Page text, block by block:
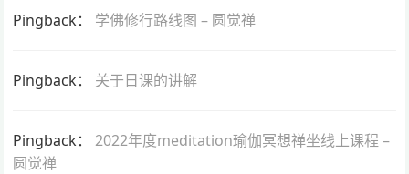
Pingback： 学佛修行路线图 – 圆觉禅
Pingback： 关于日课的讲解
Pingback：2022年度meditation瑜伽冥想禅坐线上课程 –
圆觉禅